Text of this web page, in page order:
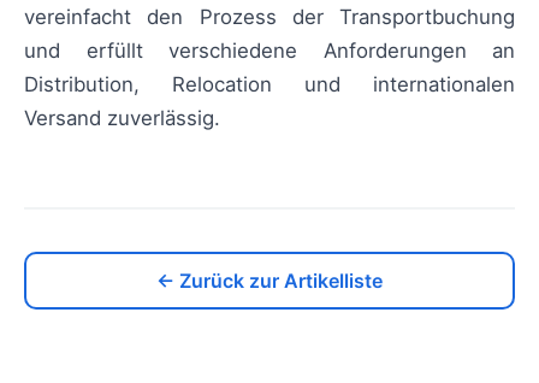
vereinfacht den Prozess der Transportbuchung
und erfüllt verschiedene Anforderungen an
Distribution, Relocation und internationalen
Versand zuverlässig.
← Zurück zur Artikelliste